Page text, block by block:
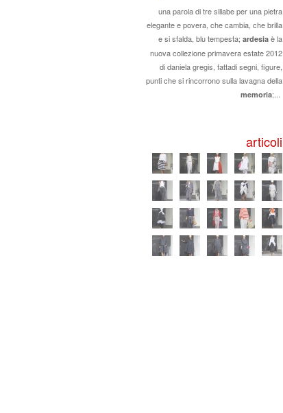
una parola di tre sillabe per una pietra
elegante e povera, che cambia, che brilla
e si sfalda, blu tempesta; ardesia è la
nuova collezione primavera estate 2012
di daniela gregis, fattadi segni, figure,
punti che si rincorrono sulla lavagna della
memoria;...
articoli